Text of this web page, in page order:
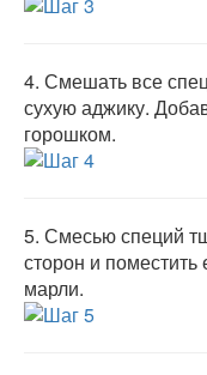
4. Смешать все
сухую аджику.
горошком.
5. Смесью специй
сторон и
марли.